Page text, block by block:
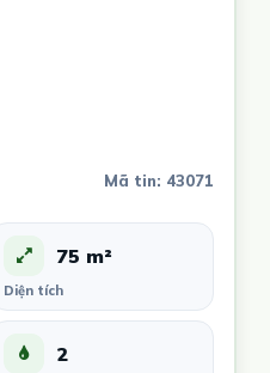
Mã tin: 43071
75 m²
Diện tích
2